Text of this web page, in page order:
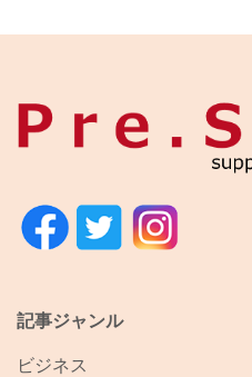
記事ジャンル
ビジネス